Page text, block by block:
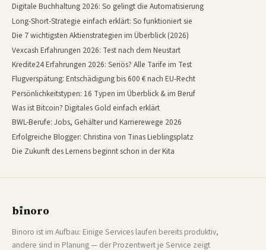
Digitale Buchhaltung 2026: So gelingt die Automatisierung
Long-Short-Strategie einfach erklärt: So funktioniert sie
Die 7 wichtigsten Aktienstrategien im Überblick (2026)
Vexcash Erfahrungen 2026: Test nach dem Neustart
Kredite24 Erfahrungen 2026: Seriös? Alle Tarife im Test
Flugverspätung: Entschädigung bis 600 € nach EU-Recht
Persönlichkeitstypen: 16 Typen im Überblick & im Beruf
Was ist Bitcoin? Digitales Gold einfach erklärt
BWL-Berufe: Jobs, Gehälter und Karrierewege 2026
Erfolgreiche Blogger: Christina von Tinas Lieblingsplatz
Die Zukunft des Lernens beginnt schon in der Kita
bınoro
Binoro ist im Aufbau: Einige Services laufen bereits produktiv,
andere sind in Planung — der Prozentwert je Service zeigt